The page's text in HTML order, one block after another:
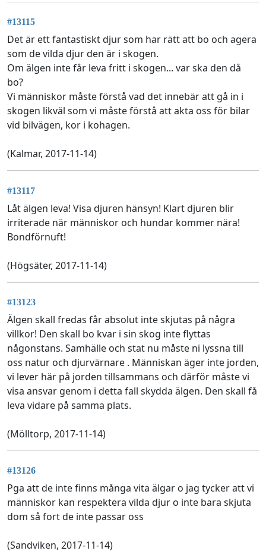
#13115
Det är ett fantastiskt djur som har rätt att bo och agera
som de vilda djur den är i skogen.
Om älgen inte får leva fritt i skogen... var ska den då
bo?
Vi människor måste förstå vad det innebär att gå in i
skogen likväl som vi måste förstå att akta oss för bilar
vid bilvägen, kor i kohagen.
(Kalmar, 2017-11-14)
#13117
Låt älgen leva! Visa djuren hänsyn! Klart djuren blir
irriterade när människor och hundar kommer nära!
Bondförnuft!
(Högsäter, 2017-11-14)
#13123
Älgen skall fredas får absolut inte skjutas på några
villkor! Den skall bo kvar i sin skog inte flyttas
någonstans. Samhälle och stat nu måste ni lyssna till
oss natur och djurvärnare . Människan äger inte jorden,
vi lever här på jorden tillsammans och därför måste vi
visa ansvar genom i detta fall skydda älgen. Den skall få
leva vidare på samma plats.
(Mölltorp, 2017-11-14)
#13126
Pga att de inte finns många vita älgar o jag tycker att vi
människor kan respektera vilda djur o inte bara skjuta
dom så fort de inte passar oss
(Sandviken, 2017-11-14)